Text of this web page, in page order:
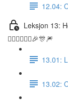
12.04:
Leksjon 13:
👰🏼‍♀️🤵🏽‍♂️🎉🎊🎆
13.01:
13.02: